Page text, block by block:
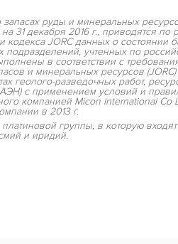
руды и минеральных
31 декабря 2016 г., приводятся по
кодекса JORC данных о состоянии
подразделений, учтенных по
в соответствии с
и минеральных ресурсов
геолого-разведочных работ,
с применением условий и
компанией Micon International Co
в 2013 г.
группы, в которую
и иридий.